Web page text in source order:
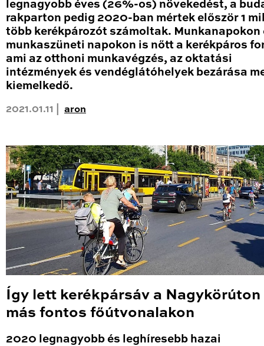
legnagyobb éves (26%-os) növekedést, a
rakparton pedig 2020-ban mértek először 1
több kerékpározót számoltak. Munkanapokon
munkaszüneti napokon is nőtt a kerékpáros
ami az otthoni munkavégzés, az oktatási
intézmények és vendéglátóhelyek bezárása
kiemelkedő.
2021.01.11 | aron
Így lett kerékpársáv a Nagykörúton
más fontos főútvonalakon
2020 legnagyobb és leghíresebb hazai